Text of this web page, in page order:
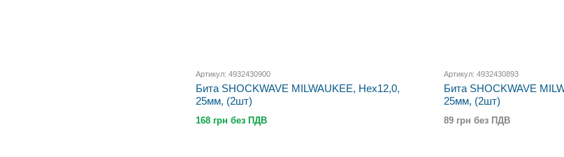
Артикул: 4932430900
Бита SHOCKWAVE MILWAUKEE, Hex12,0,
25мм, (2шт)
168 грн без ПДВ
Артикул: 4932430893
Бита SHOCKWAVE
25мм, (2шт)
89 грн без ПДВ